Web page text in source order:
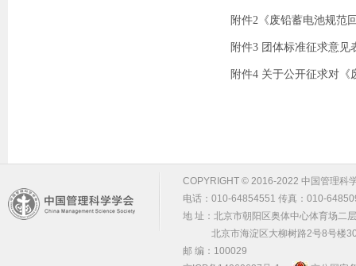
附件2《废铅蓄电池规范
附件3 团体标准征求意见
附件4 关于公开征求对
COPYRIGHT © 2016-2022 中国管理科
电话：010-64854551 传真：010-
地 址：北京市朝阳区奥体中心体育场二
北京市海淀区大柳树路2号8号楼
邮 编：100029